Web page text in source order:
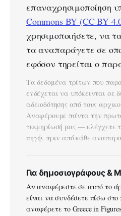
επαναχρησιμοποίηση
Commons BY (CC BY
χρησιμοποιήσετε, να
τα αναπαράγετε σε
εφόσον τηρείται ο
Τα δεδομένα τρίτων που
ενδέχεται να υπόκεινται σε
αδειοδότησης από τους
Αναφέρουμε πάντα την
τεκμηρίωσή μας — ελέγχετε
πηγής πριν από κάθε
Για δημοσιογράφους &
Αν αναφέρεστε σε αυτό το
είναι να συνδέσετε πίσω
αναφέρετε το Greece in